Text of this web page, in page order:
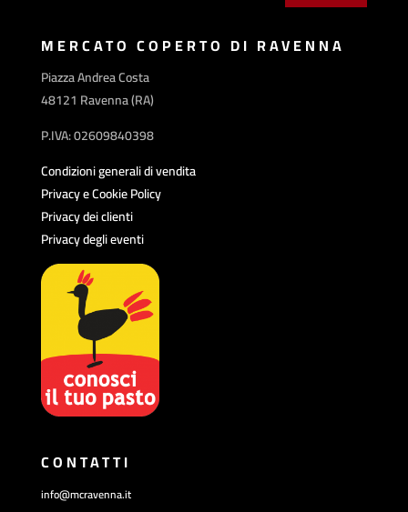
MERCATO COPERTO DI RAVENNA
Piazza Andrea Costa
48121 Ravenna (RA)
P.IVA: 02609840398
Condizioni generali di vendita
Privacy e Cookie Policy
Privacy dei clienti
Privacy degli eventi
CONTATTI
info@mcravenna.it